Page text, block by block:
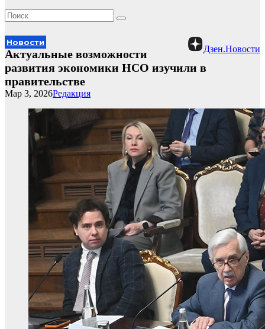
Дзен.Новости
Новости
Актуальные возможности
развития экономики НСО изучили в
правительстве
Редакция
Мар 3, 2026